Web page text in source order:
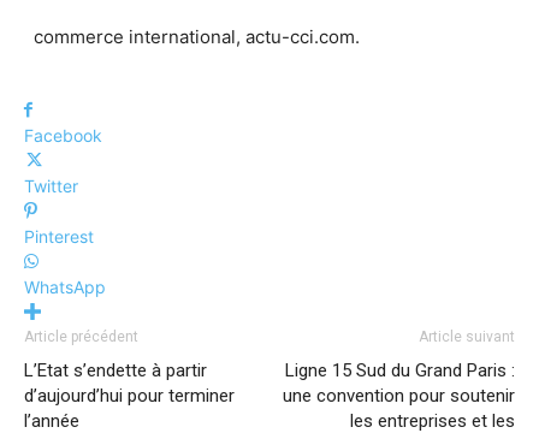
commerce international, actu-cci.com.
Facebook
Twitter
Pinterest
WhatsApp
Article précédent
L’Etat s’endette à partir
d’aujourd’hui pour terminer
l’année
Article suivant
Ligne 15 Sud du Grand Paris :
une convention pour soutenir
les entreprises et les